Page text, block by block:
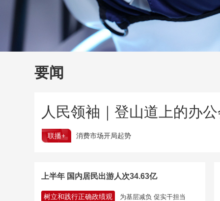
要闻
人民领袖｜登山道上的办
联播+ 消费市场开局起势
上半年 国内居民出游人次34.63亿
树立和践行正确政绩观 为基层减负 促实干担当